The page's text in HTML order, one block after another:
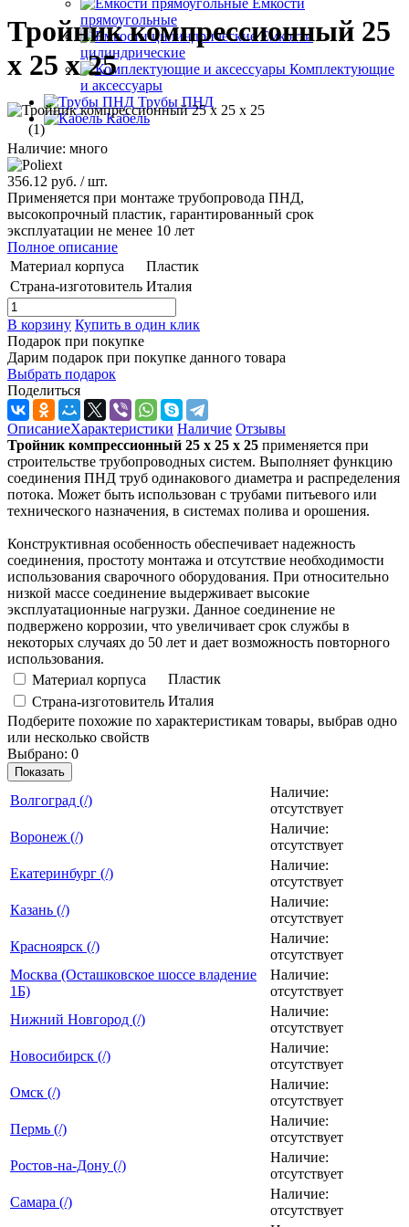
Емкости
прямоугольные
Емкости
цилиндрические
Комплектующие
и аксессуары
Трубы ПНД
Кабель
Тройник компрессионный 25
x 25 x 25
(1)
Наличие: много
356.12 руб. / шт.
Применяется при монтаже трубопровода ПНД,
высокопрочный пластик, гарантированный срок
эксплуатации не менее 10 лет
Полное описание
Материал корпуса
Пластик
Страна-изготовитель Италия
В корзину Купить в один клик
Подарок при покупке
Дарим подарок при покупке данного товара
Выбрать подарок
Поделиться
ОписаниеХарактеристики Наличие Отзывы
Тройник компрессионный 25 x 25 x 25 применяется при
строительстве трубопроводных систем. Выполняет функцию
соединения ПНД труб одинакового диаметра и распределения
потока. Может быть использован с трубами питьевого или
технического назначения, в системах полива и орошения.
Конструктивная особенность обеспечивает надежность
соединения, простоту монтажа и отсутствие необходимости
использования сварочного оборудования. При относительно
низкой массе соединение выдерживает высокие
эксплуатационные нагрузки. Данное соединение не
подвержено коррозии, что увеличивает срок службы в
некоторых случаях до 50 лет и дает возможность повторного
использования.
Материал корпуса
Пластик
Страна-изготовитель Италия
Подберите похожие по характеристикам товары, выбрав одно
или несколько свойств
Выбрано: 0
Показать
Вoлгогpaд (/)
Наличие:
отсутствует
Воронеж (/)
Наличие:
отсутствует
Екатеринбург (/)
Наличие:
отсутствует
Казань (/)
Наличие:
отсутствует
Красноярск (/)
Наличие:
отсутствует
Москва (Осташковское шоссе владение
1Б)
Наличие:
отсутствует
Нижний Новгород (/)
Наличие:
отсутствует
Новосибирск (/)
Наличие:
отсутствует
Омск (/)
Наличие:
отсутствует
Пермь (/)
Наличие:
отсутствует
Ростов-на-Дону (/)
Наличие:
отсутствует
Самара (/)
Наличие:
отсутствует